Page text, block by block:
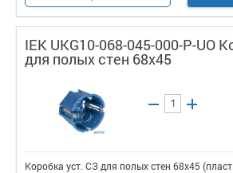
IEK UKG10-068-045-000-P-UO
для полых стен 68х45
Коробка уст. СЗ для полых стен 68х45